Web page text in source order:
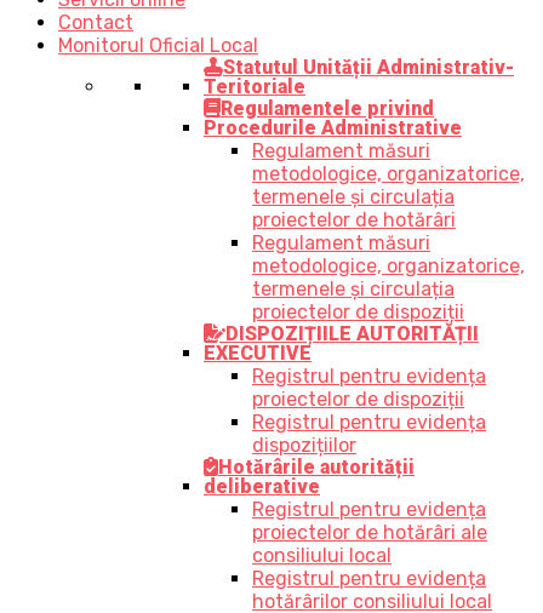
Contact
Monitorul Oficial Local
Statutul Unității Administrativ-
Teritoriale
Regulamentele privind
Procedurile Administrative
Regulament măsuri
metodologice, organizatorice,
termenele și circulația
proiectelor de hotărâri
Regulament măsuri
metodologice, organizatorice,
termenele și circulația
proiectelor de dispoziții
DISPOZIȚIILE AUTORITĂȚII
EXECUTIVE
Registrul pentru evidența
proiectelor de dispoziții
Registrul pentru evidența
dispozițiilor
Hotărârile autorității
deliberative
Registrul pentru evidența
proiectelor de hotărâri ale
consiliului local
Registrul pentru evidența
hotărârilor consiliului local